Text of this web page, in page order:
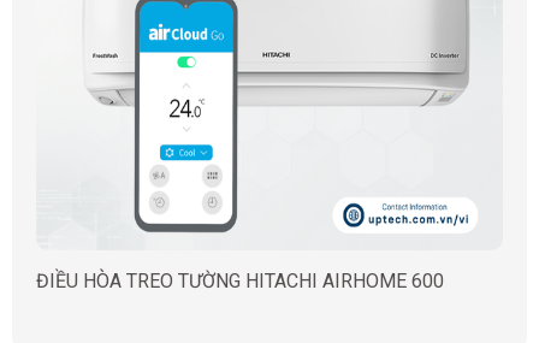
ĐIỀU HÒA TREO TƯỜNG HITACHI AIRHOME 600